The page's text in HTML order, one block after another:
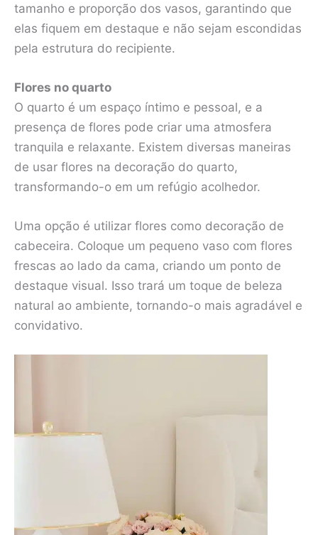
tamanho e proporção dos vasos, garantindo que
elas fiquem em destaque e não sejam escondidas
pela estrutura do recipiente.
Flores no quarto
O quarto é um espaço íntimo e pessoal, e a
presença de flores pode criar uma atmosfera
tranquila e relaxante. Existem diversas maneiras
de usar flores na decoração do quarto,
transformando-o em um refúgio acolhedor.
Uma opção é utilizar flores como decoração de
cabeceira. Coloque um pequeno vaso com flores
frescas ao lado da cama, criando um ponto de
destaque visual. Isso trará um toque de beleza
natural ao ambiente, tornando-o mais agradável e
convidativo.